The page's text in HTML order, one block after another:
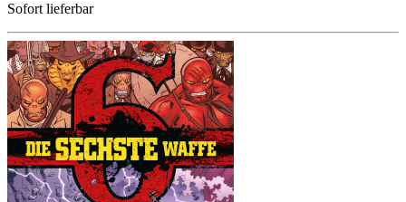
Sofort lieferbar